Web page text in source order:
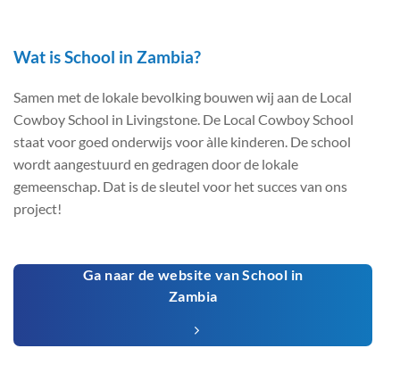
Wat is School in Zambia?
Samen met de lokale bevolking bouwen wij aan de Local
Cowboy School in Livingstone. De Local Cowboy School
staat voor goed onderwijs voor àlle kinderen. De school
wordt aangestuurd en gedragen door de lokale
gemeenschap. Dat is de sleutel voor het succes van ons
project!
Ga naar de website van School in
Zambia